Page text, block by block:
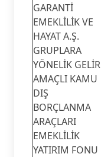
GARANTİ
EMEKLİLİK VE
HAYAT A.Ş.
GRUPLARA
YÖNELİK GELİR
AMAÇLI KAMU
DIŞ
BORÇLANMA
ARAÇLARI
EMEKLİLİK
YATIRIM FONU